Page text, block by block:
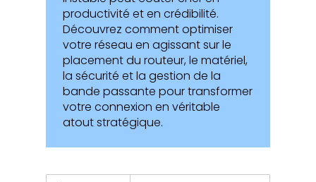
productivité et en crédibilité.
Découvrez comment optimiser
votre réseau en agissant sur le
placement du routeur, le matériel,
la sécurité et la gestion de la
bande passante pour transformer
votre connexion en véritable
atout stratégique.